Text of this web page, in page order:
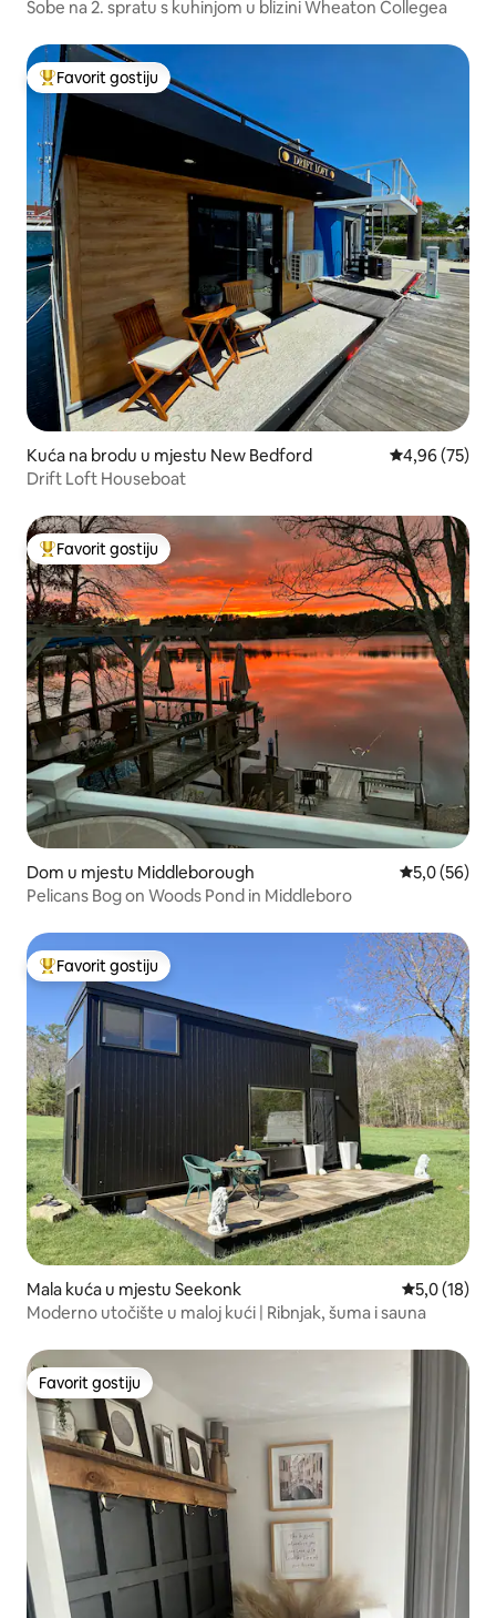
Sobe na 2. spratu s kuhinjom u blizini Wheaton Collegea
Glavni favorit gostiju
Favorit gostiju
Kuća na brodu u mjestu New Bedford Prosječna
4,96 (75)
Drift Loft Houseboat
Glavni favorit gostiju
Favorit gostiju
Dom u mjestu Middleborough Prosječna
5,0 (56)
Pelicans Bog on Woods Pond in Middleboro
Glavni favorit gostiju
Favorit gostiju
Mala kuća u mjestu Seekonk Prosječna
5,0 (18)
Moderno utočište u maloj kući | Ribnjak, šuma i sauna
Favorit gostiju
Favorit gostiju